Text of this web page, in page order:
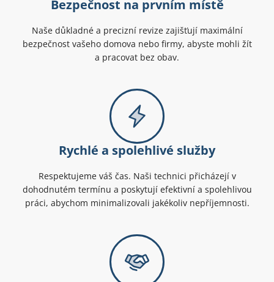
Bezpečnost na prvním místě
Naše důkladné a precizní revize zajišťují maximální
bezpečnost vašeho domova nebo firmy, abyste mohli žít
a pracovat bez obav.
Rychlé a spolehlivé služby
Respektujeme váš čas. Naši technici přicházejí v
dohodnutém termínu a poskytují efektivní a spolehlivou
práci, abychom minimalizovali jakékoliv nepříjemnosti.